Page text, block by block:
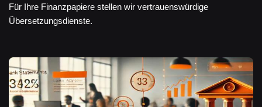
Für Ihre Finanzpapiere stellen wir vertrauenswürdige
Übersetzungsdienste.